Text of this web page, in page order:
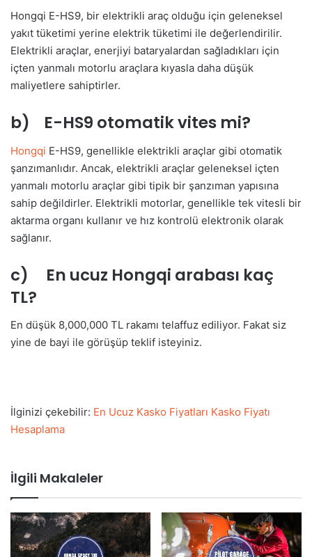
Hongqi E-HS9, bir elektrikli araç olduğu için geleneksel
yakıt tüketimi yerine elektrik tüketimi ile değerlendirilir.
Elektrikli araçlar, enerjiyi bataryalardan sağladıkları için
içten yanmalı motorlu araçlara kıyasla daha düşük
maliyetlere sahiptirler.
b) E-HS9 otomatik vites mi?
Hongqi E-HS9, genellikle elektrikli araçlar gibi otomatik
şanzımanlıdır. Ancak, elektrikli araçlar geleneksel içten
yanmalı motorlu araçlar gibi tipik bir şanzıman yapısına
sahip değildirler. Elektrikli motorlar, genellikle tek vitesli bir
aktarma organı kullanır ve hız kontrolü elektronik olarak
sağlanır.
c) En ucuz Hongqi arabası kaç
TL?
En düşük 8,000,000 TL rakamı telaffuz ediliyor. Fakat siz
yine de bayi ile görüşüp teklif isteyiniz.
İlginizi çekebilir: En Ucuz Kasko Fiyatları Kasko Fiyatı
Hesaplama
İlgili Makaleler